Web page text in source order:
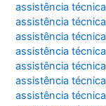
assistência
assistência
assistência
assistência
assistência
assistência
assistência